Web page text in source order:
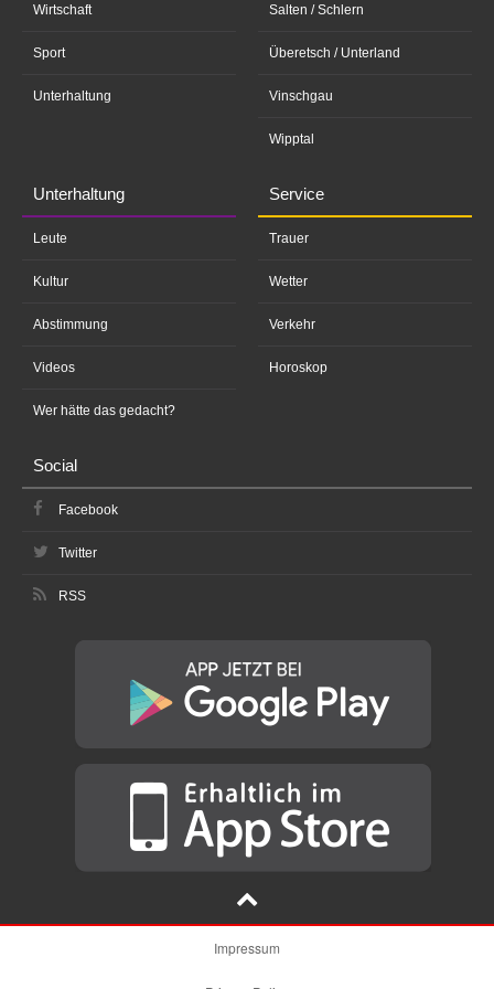
Wirtschaft
Sport
Unterhaltung
Salten / Schlern
Überetsch / Unterland
Vinschgau
Wipptal
Unterhaltung
Leute
Kultur
Abstimmung
Videos
Wer hätte das gedacht?
Service
Trauer
Wetter
Verkehr
Horoskop
Social
Facebook
Twitter
RSS
Impressum